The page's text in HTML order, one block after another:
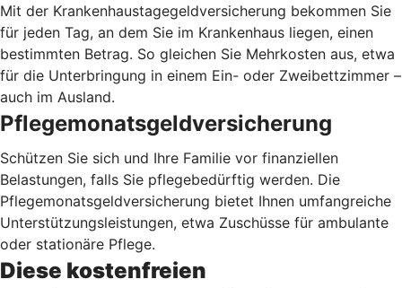
Mit der Krankenhaustagegeldversicherung bekommen Sie
für jeden Tag, an dem Sie im Krankenhaus liegen, einen
bestimmten Betrag. So gleichen Sie Mehrkosten aus, etwa
für die Unterbringung in einem Ein- oder Zweibettzimmer –
auch im Ausland.
Pflegemonatsgeldversicherung
Schützen Sie sich und Ihre Familie vor finanziellen
Belastungen, falls Sie pflegebedürftig werden. Die
Pflegemonatsgeldversicherung bietet Ihnen umfangreiche
Unterstützungsleistungen, etwa Zuschüsse für ambulante
oder stationäre Pflege.
Diese kostenfreien